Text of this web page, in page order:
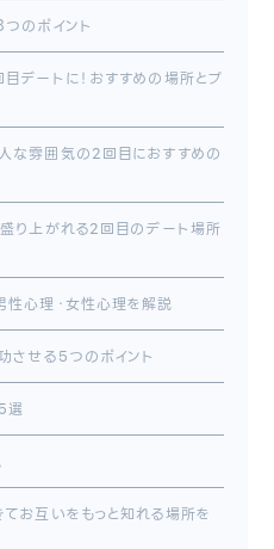
のポイント
デートに！おすすめの場所とプ
な雰囲気の2回目におすすめの
盛り上がれる2回目のデート場所
性心理・女性心理を解説
させる5つのポイント
選
お互いをもっと知れる場所を